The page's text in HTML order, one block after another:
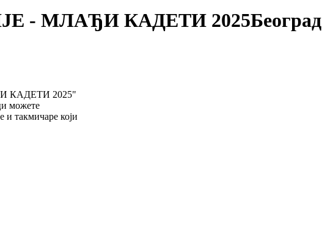
- МЛАЂИ КАДЕТИ 2025Београд
КАДЕТИ 2025"
можете
и такмичаре који